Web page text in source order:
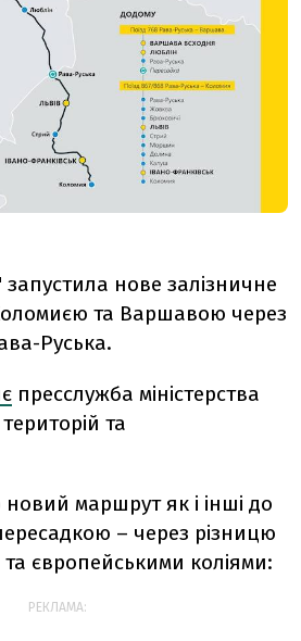
запустила нове залізничне
та Варшавою через
Руська.
пресслужба ​​міністерства
та
маршрут як і інші до
– через різницю
європейськими коліями:
РЕКЛАМА: